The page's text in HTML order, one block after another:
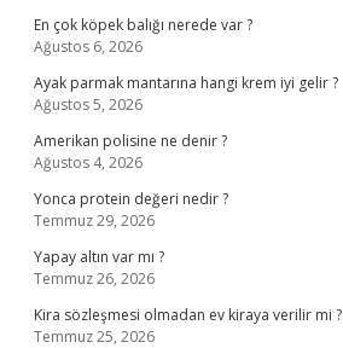
En çok köpek balığı nerede var ?
Ağustos 6, 2026
Ayak parmak mantarına hangi krem iyi gelir ?
Ağustos 5, 2026
Amerikan polisine ne denir ?
Ağustos 4, 2026
Yonca protein değeri nedir ?
Temmuz 29, 2026
Yapay altın var mı ?
Temmuz 26, 2026
Kira sözleşmesi olmadan ev kiraya verilir mi ?
Temmuz 25, 2026